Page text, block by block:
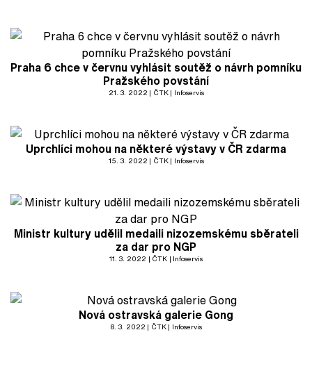
Praha 6 chce v červnu vyhlásit soutěž o návrh pomníku
Pražského povstání
21. 3. 2022 ČTK Infoservis
Uprchlíci mohou na některé výstavy v ČR zdarma
15. 3. 2022 ČTK Infoservis
Ministr kultury udělil medaili nizozemskému sběrateli
za dar pro NGP
11. 3. 2022 ČTK Infoservis
Nová ostravská galerie Gong
8. 3. 2022 ČTK Infoservis